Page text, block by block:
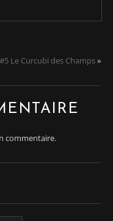
Le Curcubi des Champs»
commentaire.